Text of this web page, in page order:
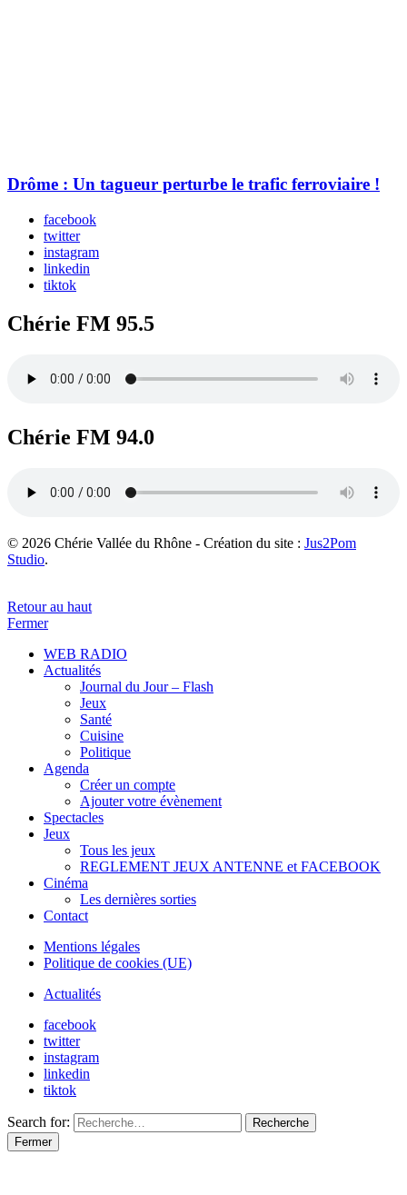
Drôme : Un tagueur perturbe le trafic ferroviaire !
facebook
twitter
instagram
linkedin
tiktok
Chérie FM 95.5
Chérie FM 94.0
© 2026 Chérie Vallée du Rhône - Création du site : Jus2Pom
Studio.
Retour au haut
Fermer
WEB RADIO
Actualités
Journal du Jour – Flash
Jeux
Santé
Cuisine
Politique
Agenda
Créer un compte
Ajouter votre évènement
Spectacles
Jeux
Tous les jeux
REGLEMENT JEUX ANTENNE et FACEBOOK
Cinéma
Les dernières sorties
Contact
Mentions légales
Politique de cookies (UE)
Actualités
facebook
twitter
instagram
linkedin
tiktok
Search for:
Recherche
Fermer